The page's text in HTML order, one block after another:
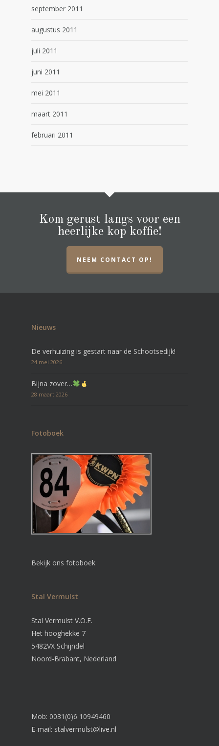
september 2011
augustus 2011
juli 2011
juni 2011
mei 2011
maart 2011
februari 2011
Kom gerust langs voor een
heerlijke kop koffie!
NEEM CONTACT OP!
Nieuws
De verhuizing is gestart naar de Schootsedijk!
24 mei 2026
Bijna zover…
28 maart 2026
Fotoboek
Bekijk ons fotoboek
Stal Vermulst
Stal Vermulst V.O.F.
Het hooghekke 7
5482VX Schijndel
Noord-Brabant, Nederland
Mob: 0031(0)6 10949460
E-mail: stalvermulst@live.nl